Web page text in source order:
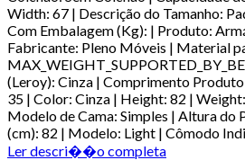
Width: 67 | Descrição do Tamanho:
Com Embalagem (Kg): | Produto:
Fabricante: Pleno Móveis | Material
(Leroy): Cinza | Comprimento
35 | Color: Cinza | Height: 82 |
Modelo de Cama: Simples | Altura do
(cm): 82 | Modelo: Light | Cômodo
Ler descri��o completa